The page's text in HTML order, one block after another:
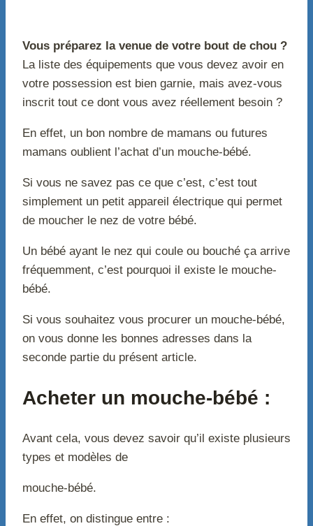
Vous préparez la venue de votre bout de chou ?
La liste des équipements que vous devez avoir en
votre possession est bien garnie, mais avez-vous
inscrit tout ce dont vous avez réellement besoin ?
En effet, un bon nombre de mamans ou futures
mamans oublient l’achat d’un mouche-bébé.
Si vous ne savez pas ce que c’est, c’est tout
simplement un petit appareil électrique qui permet
de moucher le nez de votre bébé.
Un bébé ayant le nez qui coule ou bouché ça arrive
fréquemment, c’est pourquoi il existe le mouche-
bébé.
Si vous souhaitez vous procurer un mouche-bébé,
on vous donne les bonnes adresses dans la
seconde partie du présent article.
Acheter un mouche-bébé :
Avant cela, vous devez savoir qu’il existe plusieurs
types et modèles de
mouche-bébé.
En effet, on distingue entre :